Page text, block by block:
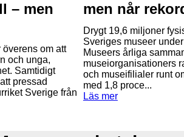
– men
om att
och unga,
Samtidigt
pressad
Sverige från
men når
Drygt 19,6 miljoner
Sveriges museer
Museers årliga
museiorganisationers
och museifilialer runt
med 1,8 proce...
Läs mer